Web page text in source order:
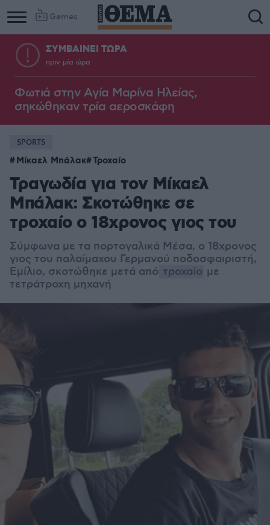
Games
ΣΥΜΒΑΙΝΕΙ ΤΩΡΑ
πριν μία ώρα
Φωτιά στην Aγία Μαρίνα Ηλείας,
σηκώθηκαν τρία αεροσκάφη
SPORTS
Μίκαελ Μπάλακ Τροχαίο
Τραγωδία για τον Μίκαελ
Μπάλακ: Σκοτώθηκε σε
τροχαίο ο 18χρονος γιος του
Σύμφωνα με τα πορτογαλικά Μέσα, ο 18χρονος
γιος του παλαίμαχου Γερμανού ποδοσφαιριστή,
Εμίλιο, σκοτώθηκε μετά από τροχαίο με
τετράτροχη μηχανή